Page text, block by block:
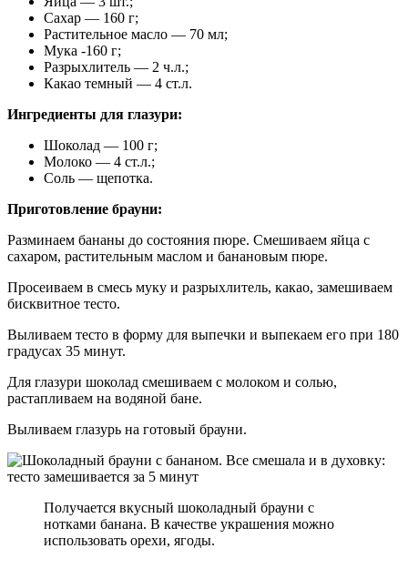
Сахар — 160 г;
Растительное масло — 70 мл;
Мука -160 г;
Разрыхлитель — 2 ч.л.;
Какао темный — 4 ст.л.
Ингредиенты для глазури:
Шоколад — 100 г;
Молоко — 4 ст.л.;
Соль — щепотка.
Приготовление брауни:
Разминаем бананы до состояния пюре. Смешиваем яйца с
сахаром, растительным маслом и банановым пюре.
Просеиваем в смесь муку и разрыхлитель, какао, замешиваем
бисквитное тесто.
Выливаем тесто в форму для выпечки и выпекаем его при 180
градусах 35 минут.
Для глазури шоколад смешиваем с молоком и солью,
растапливаем на водяной бане.
Выливаем глазурь на готовый брауни.
Получается вкусный шоколадный брауни с
нотками банана. В качестве украшения можно
использовать орехи, ягоды.